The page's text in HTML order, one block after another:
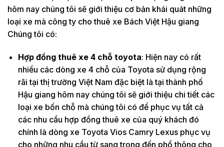
hôm nay chúng tôi sẽ giới thiệu cơ bản khái quát những
loại xe mà công ty cho thuê xe Bách Việt Hậu giang
Chúng tôi có:
Hợp đồng thuê xe 4 chỗ toyota: Hiện nay có rất
nhiều các dòng xe 4 chỗ của Toyota sử dụng rộng
rãi tại thị trường Việt Nam đặc biệt là tại thành phố
Hậu giang hôm nay chúng tôi sẽ giới thiệu chi tiết các
loại xe bốn chỗ mà chúng tôi có để phục vụ tất cả
các nhu cầu hợp đồng thuê xe của quý khách đó
chính là dòng xe Toyota Vios Camry Lexus phục vụ
cho những nhu cầu từ sang trọng đến phổ thông cho